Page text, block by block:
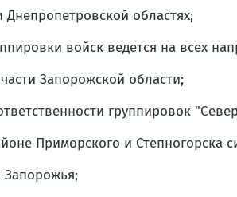
областях;
войск ведется на всех
Запорожской области;
группировок
Приморского и Степногорска
Запорожья;